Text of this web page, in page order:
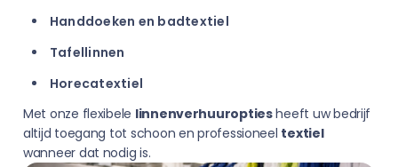
Handdoeken en badtextiel
Tafellinnen
Horecatextiel
Met onze flexibele linnenverhuuroptiesheeft uw bedrijf
altijd toegang tot schoon en professioneel textiel
wanneer dat nodig is.